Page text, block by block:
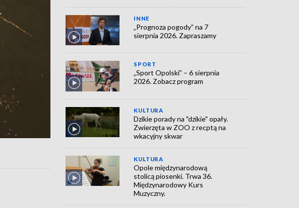
INNE
„Prognoza pogody” na 7
sierpnia 2026. Zapraszamy
SPORT
„Sport Opolski” – 6 sierpnia
2026. Zobacz program
KULTURA
Dzikie porady na "dzikie" opały.
Zwierzęta w ZOO z recptą na
wkacyjny skwar
KULTURA
Opole międzynarodową
stolicą piosenki. Trwa 36.
Międzynarodowy Kurs
Muzyczny.